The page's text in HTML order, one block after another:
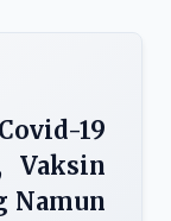
19
Vaksin
Namun